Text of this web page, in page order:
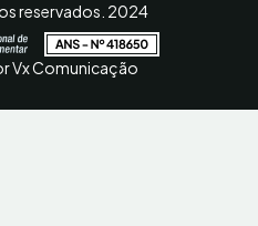
reservados. 2024
Vx Comunicação